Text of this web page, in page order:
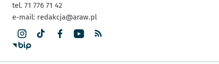
tel. 71 776 71 42
e-mail: redakcja@araw.pl